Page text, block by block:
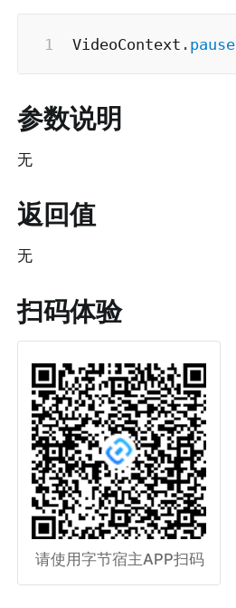
VideoContext . pause
参数说明
无
返回值
无
扫码体验
请使用字节宿主APP扫码